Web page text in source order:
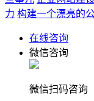
力 构建一个漂亮的
在线咨询
微信咨询
微信扫码咨询